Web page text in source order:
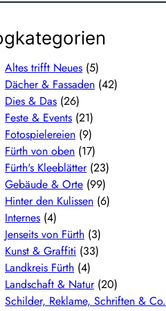
Altes trifft Neues (5)
Dächer & Fassaden (42)
Dies & Das (26)
Feste & Events (21)
Fotospielereien (9)
Fürth von oben (17)
Fürth's Kleeblätter(23)
Gebäude & Orte (99)
Hinter den Kulissen (6)
Internes (4)
Jenseits von Fürth (3)
Kunst & Graffiti (33)
Landkreis Fürth (4)
Landschaft & Natur(20)
Schilder, Reklame, Schriften & Co.